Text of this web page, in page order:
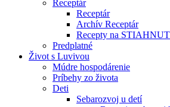
Receptár
Receptár
Archív Receptár
Recepty na
Predplatné
Život s Luvivou
Múdre hospodárenie
Príbehy zo života
Deti
Sebarozvoj u detí